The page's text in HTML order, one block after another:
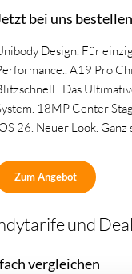
bei uns bestellen
Design. Für
A19 Pro
Das
18MP Center
26. Neuer Look. Ganz
Zum Angebot
und
vergleichen